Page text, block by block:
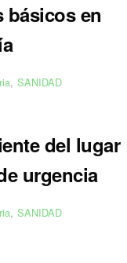
básicos en
, SANIDAD
del lugar
urgencia
, SANIDAD